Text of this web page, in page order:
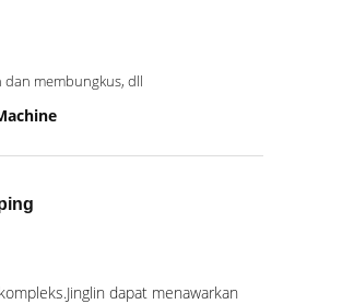
dan membungkus, dll
dapat menawarkan